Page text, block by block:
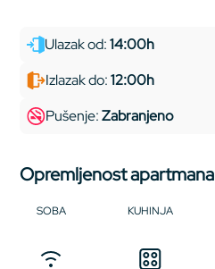
Ulazak od:14:00h
Izlazak do:12:00h
Pušenje:Zabranjeno
Opremljenost apartmana
SOBA KUHINJA